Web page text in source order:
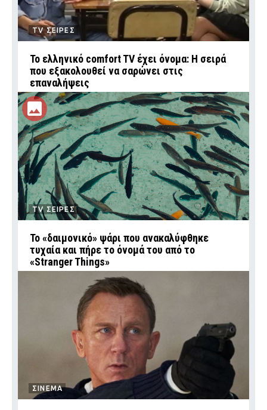
TV ΣΕΙΡΕΣ
Το ελληνικό comfort TV έχει όνομα: Η σειρά
που εξακολουθεί να σαρώνει στις
επαναλήψεις
TV ΣΕΙΡΕΣ
Το «δαιμονικό» ψάρι που ανακαλύφθηκε
τυχαία και πήρε το όνομά του από το
«Stranger Things»
ΣΙΝΕΜΑ